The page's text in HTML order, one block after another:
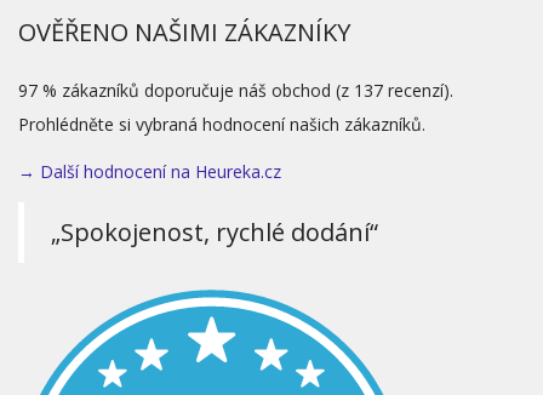
OVĚŘENO NAŠIMI ZÁKAZNÍKY
97 % zákazníků doporučuje náš obchod (z 137 recenzí).
Prohlédněte si vybraná hodnocení našich zákazníků.
→ Další hodnocení na Heureka.cz
„Spokojenost, rychlé dodání“